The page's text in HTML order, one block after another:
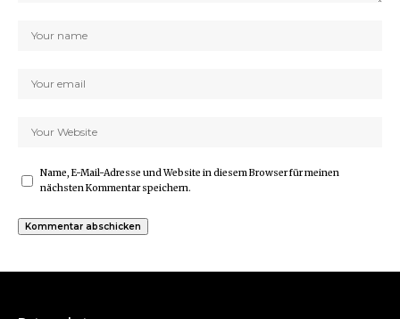
Name, E-Mail-Adresse und Website in diesem Browser für meinen
nächsten Kommentar speichern.